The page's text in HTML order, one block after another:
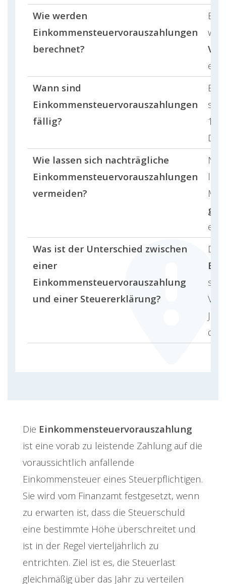
Wie werden
Einkommensteuervorauszahlungen
berechnet?
Wann sind
Einkommensteuervorauszahlungen
fällig?
10.
Wie lassen sich nachträgliche
Einkommensteuervorauszahlungen
vermeiden?
ein
Was ist der Unterschied zwischen
einer
Einkommensteuervorauszahlung
und einer Steuererklärung?
Die
das
Die Einkommensteuervorauszahlung
ist eine vorab zu leistende Zahlung auf die
voraussichtlich anfallende
Einkommensteuer eines Steuerpflichtigen.
Sie wird vom Finanzamt festgesetzt, wenn
zu erwarten ist, dass die Steuerschuld
eine bestimmte Höhe überschreitet und
ist in der Regel vierteljährlich zu
entrichten. Ziel ist es, die Steuerlast
gleichmäßig über das Jahr zu verteilen